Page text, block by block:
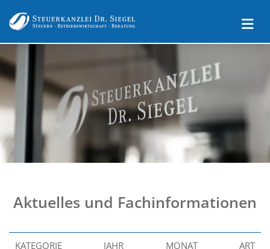
Aktuelles und Fachinformationen
KATEGORIE JAHR MONAT ART